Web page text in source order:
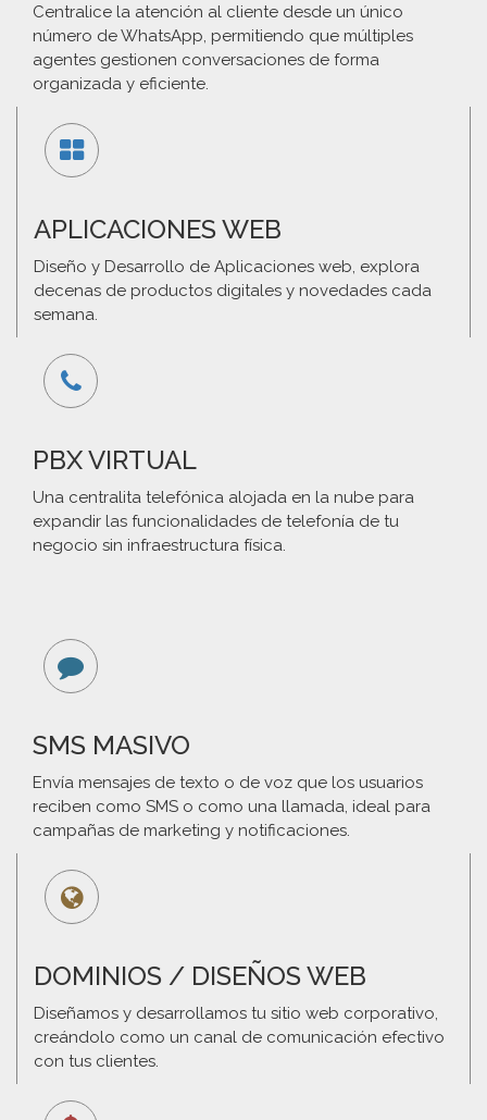
Centralice la atención al cliente desde un único
número de WhatsApp, permitiendo que múltiples
agentes gestionen conversaciones de forma
organizada y eficiente.
APLICACIONES WEB
Diseño y Desarrollo de Aplicaciones web, explora
decenas de productos digitales y novedades cada
semana.
PBX VIRTUAL
Una centralita telefónica alojada en la nube para
expandir las funcionalidades de telefonía de tu
negocio sin infraestructura física.
SMS MASIVO
Envía mensajes de texto o de voz que los usuarios
reciben como SMS o como una llamada, ideal para
campañas de marketing y notificaciones.
DOMINIOS / DISEÑOS WEB
Diseñamos y desarrollamos tu sitio web corporativo,
creándolo como un canal de comunicación efectivo
con tus clientes.